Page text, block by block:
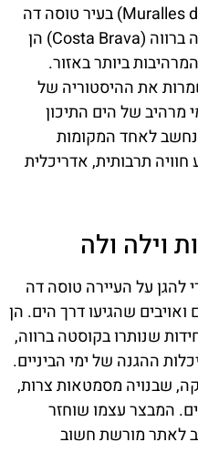
חומות וילה ולה (Muralles de la Vila Vella) בעיר טוסה דה
מאר (Tossa de Mar) שבקוסטה ברווה (Costa Brava) הן
ביותר באזור.
במאה ה-12, משמרות את ההיסטוריה של
מרהיב של הים התיכון
נחשב לאחד המקומות
חוויה תרבותית, אדריכלית
וילה ולה
להגן על העיירה טוסה דה
שהגיעו דרך הים. הן
שנותרו בקוסטה ברווה,
ההגנה של ימי הביניים.
שבנויה מסמטאות צרות,
המבצר עצמו שוחזר
לאתר מורשת חשוב